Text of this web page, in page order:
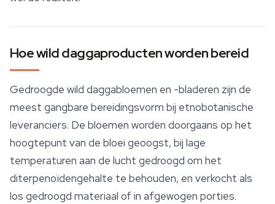
Hoe wild daggaproducten worden bereid
Gedroogde wild daggabloemen en -bladeren zijn de
meest gangbare bereidingsvorm bij etnobotanische
leveranciers. De bloemen worden doorgaans op het
hoogtepunt van de bloei geoogst, bij lage
temperaturen aan de lucht gedroogd om het
diterpenoïdengehalte te behouden, en verkocht als
los gedroogd materiaal of in afgewogen porties.